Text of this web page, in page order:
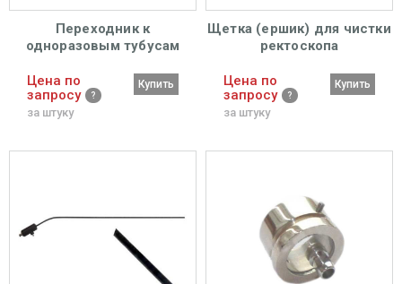
Переходник к
одноразовым тубусам
Цена по
запросу
за штуку
Купить
Щетка (ершик) для чистки
ректоскопа
Цена по
запросу
за штуку
Купить